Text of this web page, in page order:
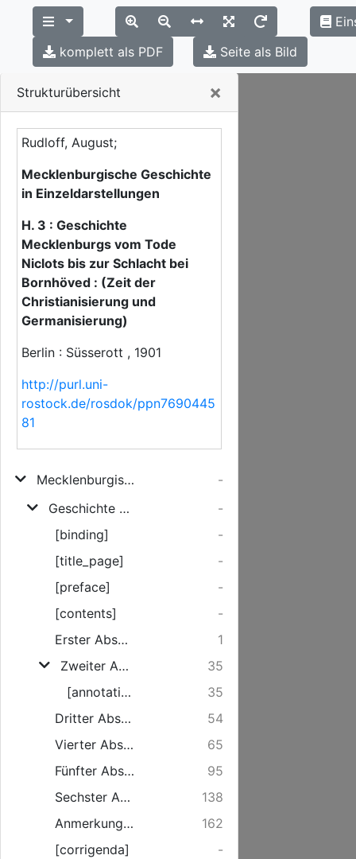
Strukturübersicht ×
Rudloff, August;
Mecklenburgische Geschichte
in Einzeldarstellungen
H. 3 : Geschichte
Mecklenburgs vom Tode
Niclots bis zur Schlacht bei
Bornhöved : (Zeit der
Christianisierung und
Germanisierung)
Berlin : Süsserott , 1901
http://purl.uni-
rostock.de/rosdok/ppn7690445
81
Mecklenburgische Geschichte in Einzeldarstellungen
-
Geschichte Mecklenburgs vom Tode Niclots bis zur Schlacht bei Bornhöved
-
[binding]
-
[title_page]
-
[preface]
-
[contents]
-
Erster Abschnitt. Unterwerfung Mecklenburgs durch Heinrich den Löwen.
1
Zweiter Abschnitt. Das Wendenland von der Wiedereinsetzung bis zum Tode Pribislavs (1167-1168). [1167-1178]
35
[annotation]
35
Dritter Abschnitt. Die Anfänge der mecklenburgischen Kirche.
54
Vierter Abschnitt. Loslösung Mecklenburgs aus dem Herzogtum Sachsen und Beginn der dänischen Herrschaft.
65
Fünfter Abschnitt. Mecklenburg in der Zeit der deutschen Gegenkönige und unter der Herrschaft Waldemars.
95
Sechster Abschnitt. Befreiung Mecklenburgs von der dänischen Herrschaft.
138
Anmerkungen.
162
[corrigenda]
-
komplett als PDF
Seite als Bild